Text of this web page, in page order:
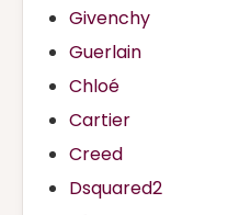
Givenchy
Guerlain
Chloé
Cartier
Creed
Dsquared2